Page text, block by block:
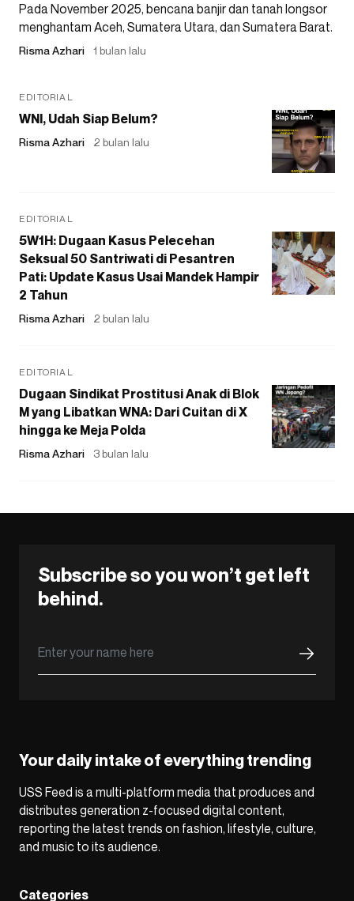
Pada November 2025, bencana banjir dan tanah longsor
menghantam Aceh, Sumatera Utara, dan Sumatera Barat.
Risma Azhari 1 bulan lalu
EDITORIAL
WNI, Udah Siap Belum?
Risma Azhari 2 bulan lalu
EDITORIAL
5W1H: Dugaan Kasus Pelecehan
Seksual 50 Santriwati di Pesantren
Pati: Update Kasus Usai Mandek Hampir
2 Tahun
Risma Azhari 2 bulan lalu
EDITORIAL
Dugaan Sindikat Prostitusi Anak di Blok
M yang Libatkan WNA: Dari Cuitan di X
hingga ke Meja Polda
Risma Azhari 3 bulan lalu
Subscribe so you won’t get left
behind.
Your daily intake of everything trending
USS Feed is a multi-platform media that produces and
distributes generation z-focused digital content,
reporting the latest trends on fashion, lifestyle, culture,
and music to its audience.
Categories